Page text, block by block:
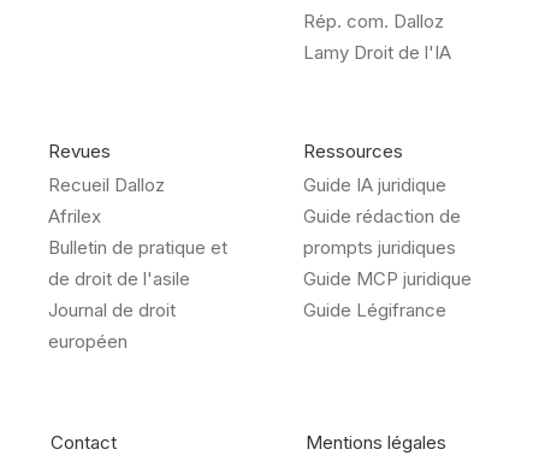
Rép. com. Dalloz
Lamy Droit de l'IA
Revues
Recueil Dalloz
Afrilex
Bulletin de pratique et
de droit de l'asile
Journal de droit
européen
Ressources
Guide IA juridique
Guide rédaction de
prompts juridiques
Guide MCP juridique
Guide Légifrance
Contact Mentions légales